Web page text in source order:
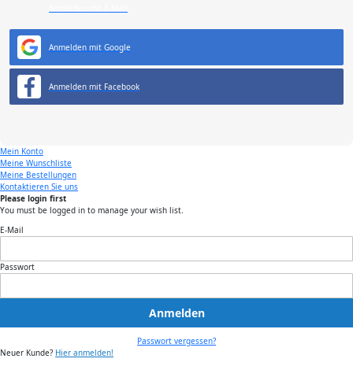
Anmelden mit Google
Anmelden mit Facebook
Mein Konto
Meine Wunschliste
Meine Bestellungen
Kontaktieren Sie uns
Please login first
You must be logged in to manage your wish list.
E-Mail
Passwort
Anmelden
Passwort vergessen?
Neuer Kunde? Hier anmelden!